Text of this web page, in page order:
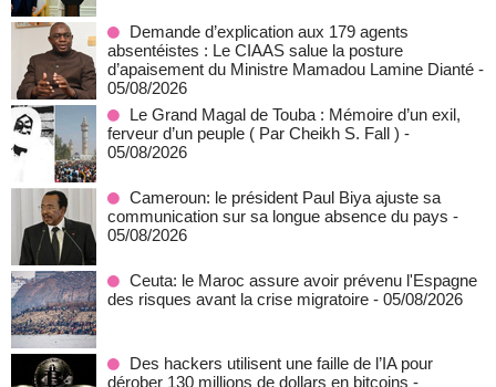
Demande d’explication aux 179 agents
absentéistes : Le CIAAS salue la posture
d’apaisement du Ministre Mamadou Lamine Dianté -
05/08/2026
Le Grand Magal de Touba : Mémoire d’un exil,
ferveur d’un peuple ( Par Cheikh S. Fall ) -
05/08/2026
Cameroun: le président Paul Biya ajuste sa
communication sur sa longue absence du pays -
05/08/2026
Ceuta: le Maroc assure avoir prévenu l'Espagne
des risques avant la crise migratoire - 05/08/2026
Des hackers utilisent une faille de l’IA pour
dérober 130 millions de dollars en bitcoins -